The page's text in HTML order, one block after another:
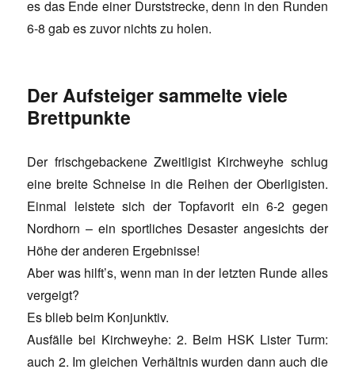
es das Ende einer Durststrecke, denn in den Runden
6-8 gab es zuvor nichts zu holen.
Der Aufsteiger sammelte viele
Brettpunkte
Der frischgebackene Zweitligist Kirchweyhe schlug
eine breite Schneise in die Reihen der Oberligisten.
Einmal leistete sich der Topfavorit ein 6-2 gegen
Nordhorn – ein sportliches Desaster angesichts der
Höhe der anderen Ergebnisse!
Aber was hilft’s, wenn man in der letzten Runde alles
vergeigt?
Es blieb beim Konjunktiv.
Ausfälle bei Kirchweyhe: 2. Beim HSK Lister Turm:
auch 2. Im gleichen Verhältnis wurden dann auch die